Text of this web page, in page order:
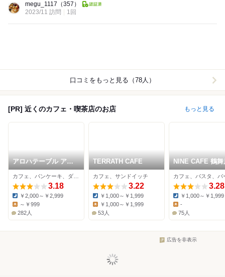
megu_1117 （357）
2023/11 訪問
1回
口コミをもっと見る（78人）
[PR] 近くのカフェ・喫茶店のお店 もっと見る
アロハテーブル アス
ナル金山
3.18
Dinner:
￥2,000～￥2,999
～￥999
282人
TERRATH CAFE
カフェ、サンドイッチ
3.22
Dinner:
￥1,000～￥1,999
Lunch:
￥1,000～￥1,999
53人
NINE CAFE 鶴舞
カフェ、パスタ、バ
3.28
Dinner:
￥1,000～￥1,999
Lunch:
-
75人
広告を非表示